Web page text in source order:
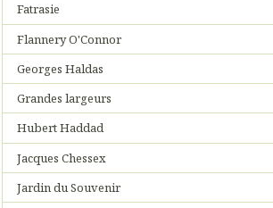
Fatrasie
Flannery O'Connor
Georges Haldas
Grandes largeurs
Hubert Haddad
Jacques Chessex
Jardin du Souvenir